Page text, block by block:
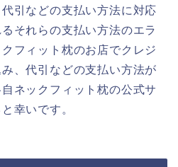
引などの支払い方法に対応
それらの支払い方法のエラ
フィット枕のお店でクレジ
、代引などの支払い方法が
ネックフィット枕の公式サ
幸いです。